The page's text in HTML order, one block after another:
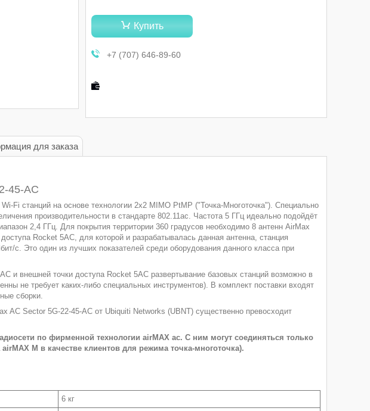
Купить
+7 (707) 646-89-60
для заказа
45-AC
Fi станций на основе технологии 2х2 MIMO PtMP ("Точка-Многоточка"). Специально
производительности в стандарте 802.11ac. Частота 5 ГГц идеально подойдёт
2,4 ГГц. Для покрытия территории 360 градусов необходимо 8 антенн AirMax
Rocket 5AC, для которой и разрабатывалась данная антенна, станция
с. Это один из лучших показателей среди оборудования данного класса при
и внешней точки доступа Rocket 5AC развертывание базовых станций возможно в
не требует каких-либо специальных инструментов). В комплект поставки входят
сборки.
AC Sector 5G-22-45-AC от Ubiquiti Networks (UBNT) существенно превосходит
по фирменной технологии airMAX ac. С ним могут соединяться только
M в качестве клиентов для режима точка-многоточка).
6 кг